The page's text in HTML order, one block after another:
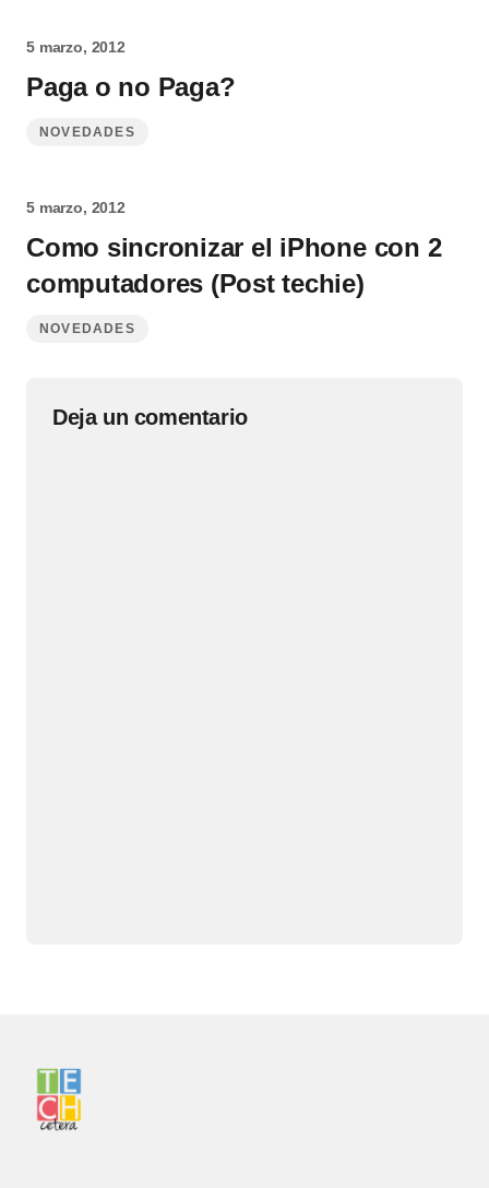
5 marzo, 2012
Paga o no Paga?
NOVEDADES
5 marzo, 2012
Como sincronizar el iPhone con 2
computadores (Post techie)
NOVEDADES
Deja un comentario